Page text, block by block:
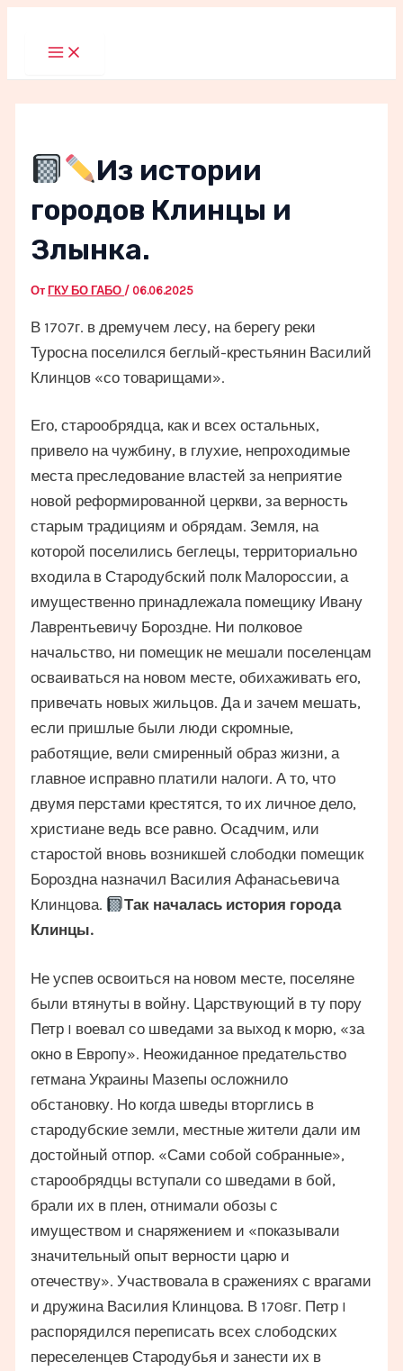
Main
Menu
Из истории
городов Клинцы и
Злынка.
ОтГКУ БО ГАБО / 06.06.2025
В 1707г. в дремучем лесу, на берегу реки
Туросна поселился беглый-крестьянин Василий
Клинцов «со товарищами».
Его, старообрядца, как и всех остальных,
привело на чужбину, в глухие, непроходимые
места преследование властей за неприятие
новой реформированной церкви, за верность
старым традициям и обрядам. Земля, на
которой поселились беглецы, территориально
входила в Стародубский полк Малороссии, а
имущественно принадлежала помещику Ивану
Лаврентьевичу Бороздне. Ни полковое
начальство, ни помещик не мешали поселенцам
осваиваться на новом месте, обихаживать его,
привечать новых жильцов. Да и зачем мешать,
если пришлые были люди скромные,
работящие, вели смиренный образ жизни, а
главное исправно платили налоги. А то, что
двумя перстами крестятся, то их личное дело,
христиане ведь все равно. Осадчим, или
старостой вновь возникшей слободки помещик
Бороздна назначил Василия Афанасьевича
Клинцова.
Так началась история города
Клинцы.
Не успев освоиться на новом месте, поселяне
были втянуты в войну. Царствующий в ту пору
Петр I воевал со шведами за выход к морю, «за
окно в Европу». Неожиданное предательство
гетмана Украины Мазепы осложнило
обстановку. Но когда шведы вторглись в
стародубские земли, местные жители дали им
достойный отпор. «Сами собой собранные»,
старообрядцы вступали со шведами в бой,
брали их в плен, отнимали обозы с
имуществом и снаряжением и «показывали
значительный опыт верности царю и
отечеству». Участвовала в сражениях с врагами
и дружина Василия Клинцова. В 1708г. Петр I
распорядился переписать всех слободских
переселенцев Стародубья и занести их в